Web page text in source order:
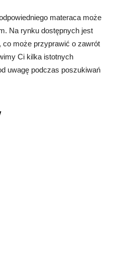
materaca może
Na rynku dostępnych jest
co może przyprawić o zawrót
Ci kilka istotnych
uwagę podczas poszukiwań